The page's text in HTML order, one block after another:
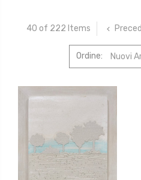
40 of 222 Items
Ordine: